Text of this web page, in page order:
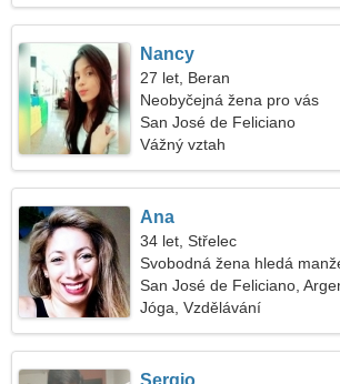
Nancy
27 let, Beran
Neobyčejná žena pro vás
San José de Feliciano
Vážný vztah
Ana
34 let, Střelec
Svobodná žena hledá
San José de Feliciano,
Jóga, Vzdělávání
Sergio